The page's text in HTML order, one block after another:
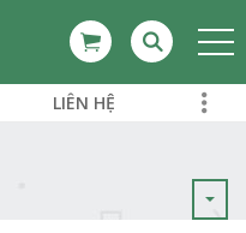
LIÊN HỆ